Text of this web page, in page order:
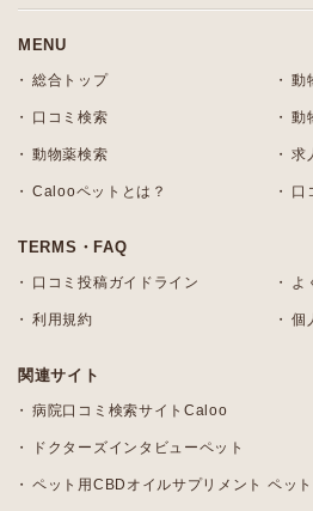
MENU
総合トップ 動
口コミ検索 動
動物薬検索 求
Calooペットとは？ 口
TERMS・FAQ
口コミ投稿ガイドライン よ
利用規約 個
関連サイト
病院口コミ検索サイトCaloo
ドクターズインタビューペット
ペット用CBDオイルサプリメント ペッ